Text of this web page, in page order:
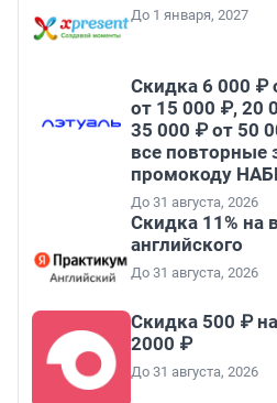
До 1 января, 2027
Скидка 6 000 ₽
от 15 000 ₽, 20
35 000 ₽ от 50
все повторные
промокоду
До 31 августа, 2026
Скидка 11% на
английского
До 31 августа, 2026
Скидка 500 ₽
2000 ₽
До 31 августа, 2026